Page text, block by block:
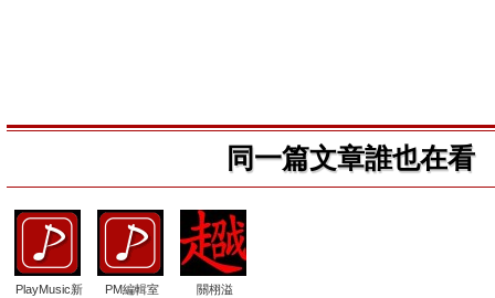
同一篇文章誰也在看
PlayMusic新
PM編輯室 關栩溢